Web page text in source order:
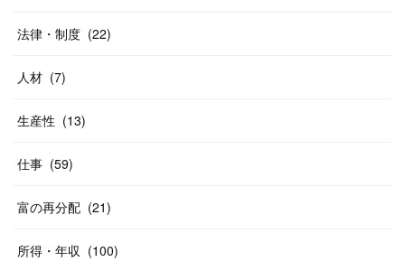
法律・制度 (22)
人材 (7)
生産性 (13)
仕事 (59)
富の再分配 (21)
所得・年収 (100)